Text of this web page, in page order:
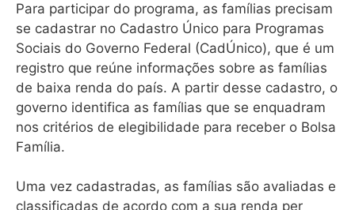
Para participar do programa, as famílias precisam
se cadastrar no Cadastro Único para Programas
Sociais do Governo Federal (CadÚnico), que é um
registro que reúne informações sobre as famílias
de baixa renda do país. A partir desse cadastro, o
governo identifica as famílias que se enquadram
nos critérios de elegibilidade para receber o Bolsa
Família.
Uma vez cadastradas, as famílias são avaliadas e
classificadas de acordo com a sua renda per